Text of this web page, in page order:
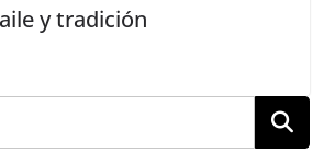
y tradición